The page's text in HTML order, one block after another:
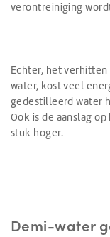
verontreiniging
Echter, het
water, kost veel
gedestilleerd water
Ook is de aanslag
stuk hoger.
Demi-water